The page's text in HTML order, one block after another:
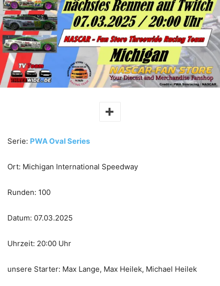
Serie: PWA Oval Series
Ort: Michigan International Speedway
Runden: 100
Datum: 07.03.2025
Uhrzeit: 20:00 Uhr
unsere Starter: Max Lange, Max Heilek, Michael Heilek